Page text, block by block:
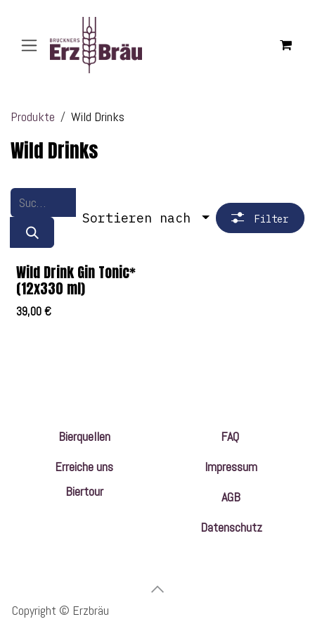
Produkte Wild Drinks
Wild Drinks
Sortieren nach Filter
Wild Drink Gin Tonic*
(12x330 ml)
39,00€
Bierquellen
Erreiche uns
Biertour
FAQ
Impressum
AGB
Datenschutz
Copyright © Erzbräu